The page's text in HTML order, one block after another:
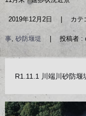
2019年12月2日 カテ
事, 砂防堰堤 投稿者 :
R1.11.1 川端川砂防堰